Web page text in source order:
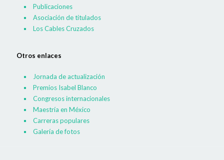
Publicaciones
Asociación de titulados
Los Cables Cruzados
Otros enlaces
Jornada de actualización
Premios Isabel Blanco
Congresos internacionales
Maestría en México
Carreras populares
Galería de fotos